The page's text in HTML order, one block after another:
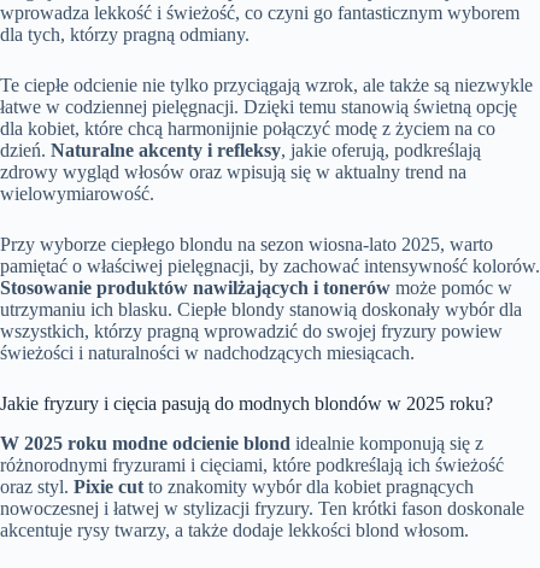
wprowadza lekkość i świeżość, co czyni go fantasticznym wyborem
dla tych, którzy pragną odmiany.
Te ciepłe odcienie nie tylko przyciągają wzrok, ale także są niezwykle
łatwe w codziennej pielęgnacji. Dzięki temu stanowią świetną opcję
dla kobiet, które chcą harmonijnie połączyć modę z życiem na co
dzień. Naturalne akcenty i refleksy, jakie oferują, podkreślają
zdrowy wygląd włosów oraz wpisują się w aktualny trend na
wielowymiarowość.
Przy wyborze ciepłego blondu na sezon wiosna-lato 2025, warto
pamiętać o właściwej pielęgnacji, by zachować intensywność kolorów.
Stosowanie produktów nawilżających i tonerów może pomóc w
utrzymaniu ich blasku. Ciepłe blondy stanowią doskonały wybór dla
wszystkich, którzy pragną wprowadzić do swojej fryzury powiew
świeżości i naturalności w nadchodzących miesiącach.
Jakie fryzury i cięcia pasują do modnych blondów w 2025 roku?
W 2025 roku modne odcienie blond idealnie komponują się z
różnorodnymi fryzurami i cięciami, które podkreślają ich świeżość
oraz styl. Pixie cut to znakomity wybór dla kobiet pragnących
nowoczesnej i łatwej w stylizacji fryzury. Ten krótki fason doskonale
akcentuje rysy twarzy, a także dodaje lekkości blond włosom.